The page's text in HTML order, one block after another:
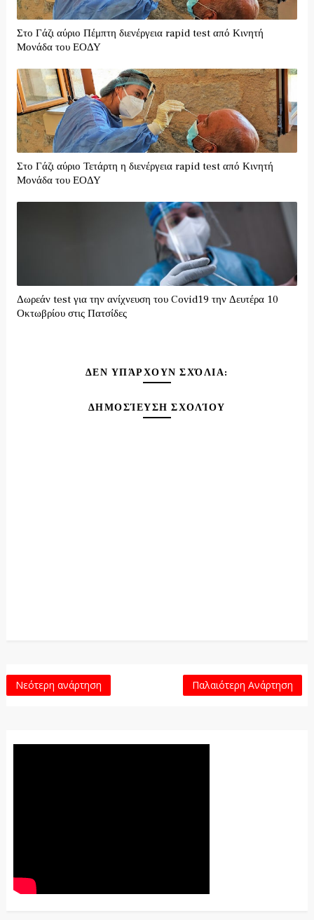
Στο Γάζι αύριο Πέμπτη διενέργεια rapid test από Κινητή
Μονάδα του ΕΟΔΥ
Στο Γάζι αύριο Τετάρτη η διενέργεια rapid test από Κινητή
Μονάδα του ΕΟΔΥ
Δωρεάν test για την ανίχνευση του Covid19 την Δευτέρα 10
Οκτωβρίου στις Πατσίδες
ΔΕΝ ΥΠΆΡΧΟΥΝ ΣΧΌΛΙΑ:
ΔΗΜΟΣΊΕΥΣΗ ΣΧΟΛΊΟΥ
Νεότερη ανάρτηση Παλαιότερη Ανάρτηση